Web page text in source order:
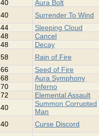
40
Aura Bolt
40
Surrender To Wind
44
Sleeping Cloud
48
Cancel
48
Decay
58
Rain of Fire
66
Seed of Fire
68
Aura Symphony
70
Inferno
72
Elemental Assault
40
Summon Corrupted
Man
40
Curse Discord